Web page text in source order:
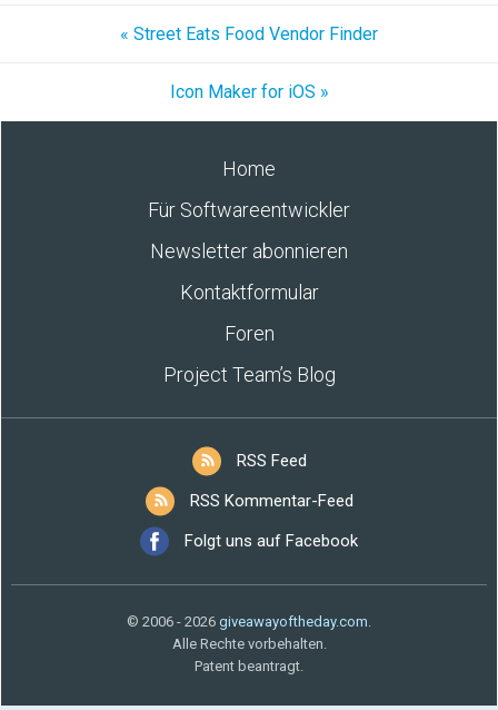
« Street Eats Food Vendor Finder
Icon Maker for iOS »
Home
Für Softwareentwickler
Newsletter abonnieren
Kontaktformular
Foren
Project Team’s Blog
RSS Feed
RSS Kommentar-Feed
Folgt uns auf Facebook
© 2006 - 2026 giveawayoftheday.com.
Alle Rechte vorbehalten.
Patent beantragt.